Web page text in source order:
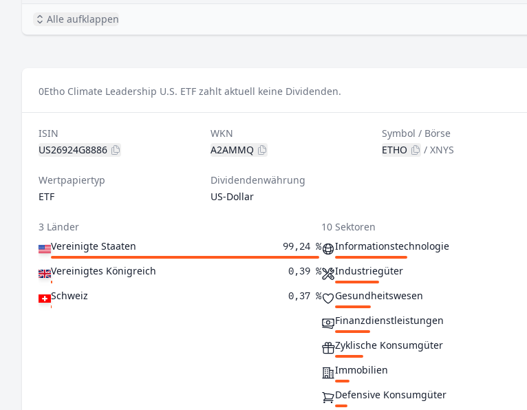
Alle aufklappen
0Etho Climate Leadership U.S. ETF zahlt aktuell keine Dividenden.
ISIN
US26924G8886
WKN
A2AMMQ
Symbol / Börse
ETHO
/XNYS
Wertpapiertyp
ETF
Dividendenwährung
US-Dollar
3 Länder
Vereinigte Staaten
99,24 %
Vereinigtes Königreich 0,39 %
Schweiz 0,37 %
10 Sektoren
Informationstechnologie
Industriegüter
Gesundheitswesen
Finanzdienstleistungen
Zyklische Konsumgüter
Immobilien
Defensive Konsumgüter